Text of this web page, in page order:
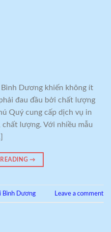
Dương khiến không ít
đau đầu bởi chất lượng
Quý cung cấp dịch vụ in
lượng. Với nhiều mẫu
→
Bình Dương Leave a comment